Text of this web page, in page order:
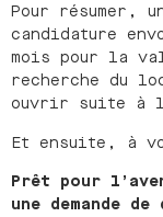
Pour résumer,
candidature
mois pour la
recherche du
ouvrir suite à
Et ensuite, à
Prêt pour
une demande